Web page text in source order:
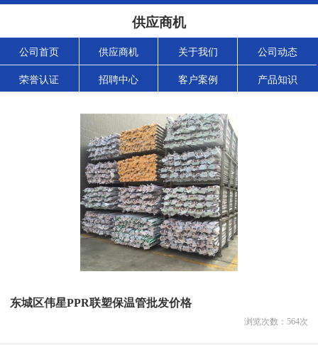
供应商机
公司首页 供应商机 关于我们 公司动态
荣誉认证 招聘中心 客户案例 产品知识
东城区伟星PPR联塑保温管批发价格
浏览次数： 564次